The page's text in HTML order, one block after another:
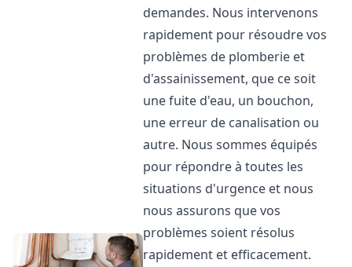
demandes. Nous intervenons
rapidement pour résoudre vos
problèmes de plomberie et
d'assainissement, que ce soit
une fuite d'eau, un bouchon,
une erreur de canalisation ou
autre. Nous sommes équipés
pour répondre à toutes les
situations d'urgence et nous
nous assurons que vos
problèmes soient résolus
rapidement et efficacement.